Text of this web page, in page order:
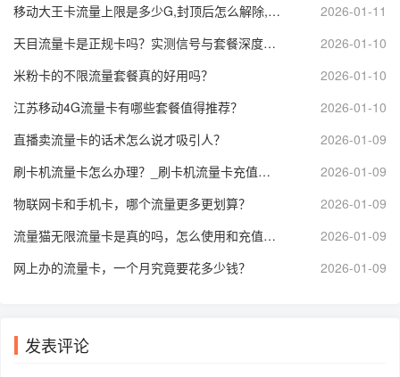
移动大王卡流量上限是多少G,封顶后怎么解除,达量限速了网速会变多慢？
2026-01-11
天目流量卡是正规卡吗？实测信号与套餐深度解析_天目流量卡靠谱吗？
2026-01-10
米粉卡的不限流量套餐真的好用吗？
2026-01-10
江苏移动4G流量卡有哪些套餐值得推荐？
2026-01-10
直播卖流量卡的话术怎么说才吸引人？
2026-01-09
刷卡机流量卡怎么办理？_刷卡机流量卡充值方法是什么？
2026-01-09
物联网卡和手机卡，哪个流量更多更划算？
2026-01-09
流量猫无限流量卡是真的吗，怎么使用和充值，可以开热点共享吗？
2026-01-09
网上办的流量卡，一个月究竟要花多少钱？
2026-01-09
发表评论